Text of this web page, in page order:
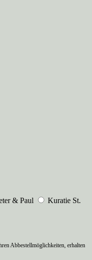
& Paul
Kuratie St.
Abbestellmöglichkeiten, erhalten